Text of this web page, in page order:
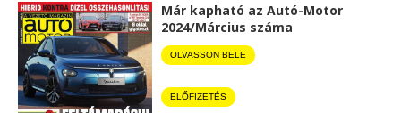
Már kapható az Autó-Motor
2024/Március száma
OLVASSON BELE
ELŐFIZETÉS